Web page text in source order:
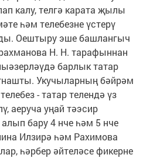
калу, телгә карата җылы
һәм телебезне үстерү
Оештыру эше башлангыч
Н. Н. тарафыннан
барлык татар
Укучыларның бәйрәм
- татар телендә үз
аеруча уңай тәэсир
бару 4 нче һәм 5 нче
Илзирә һәм Рахимова
һәрбер әйтеләсе фикерне